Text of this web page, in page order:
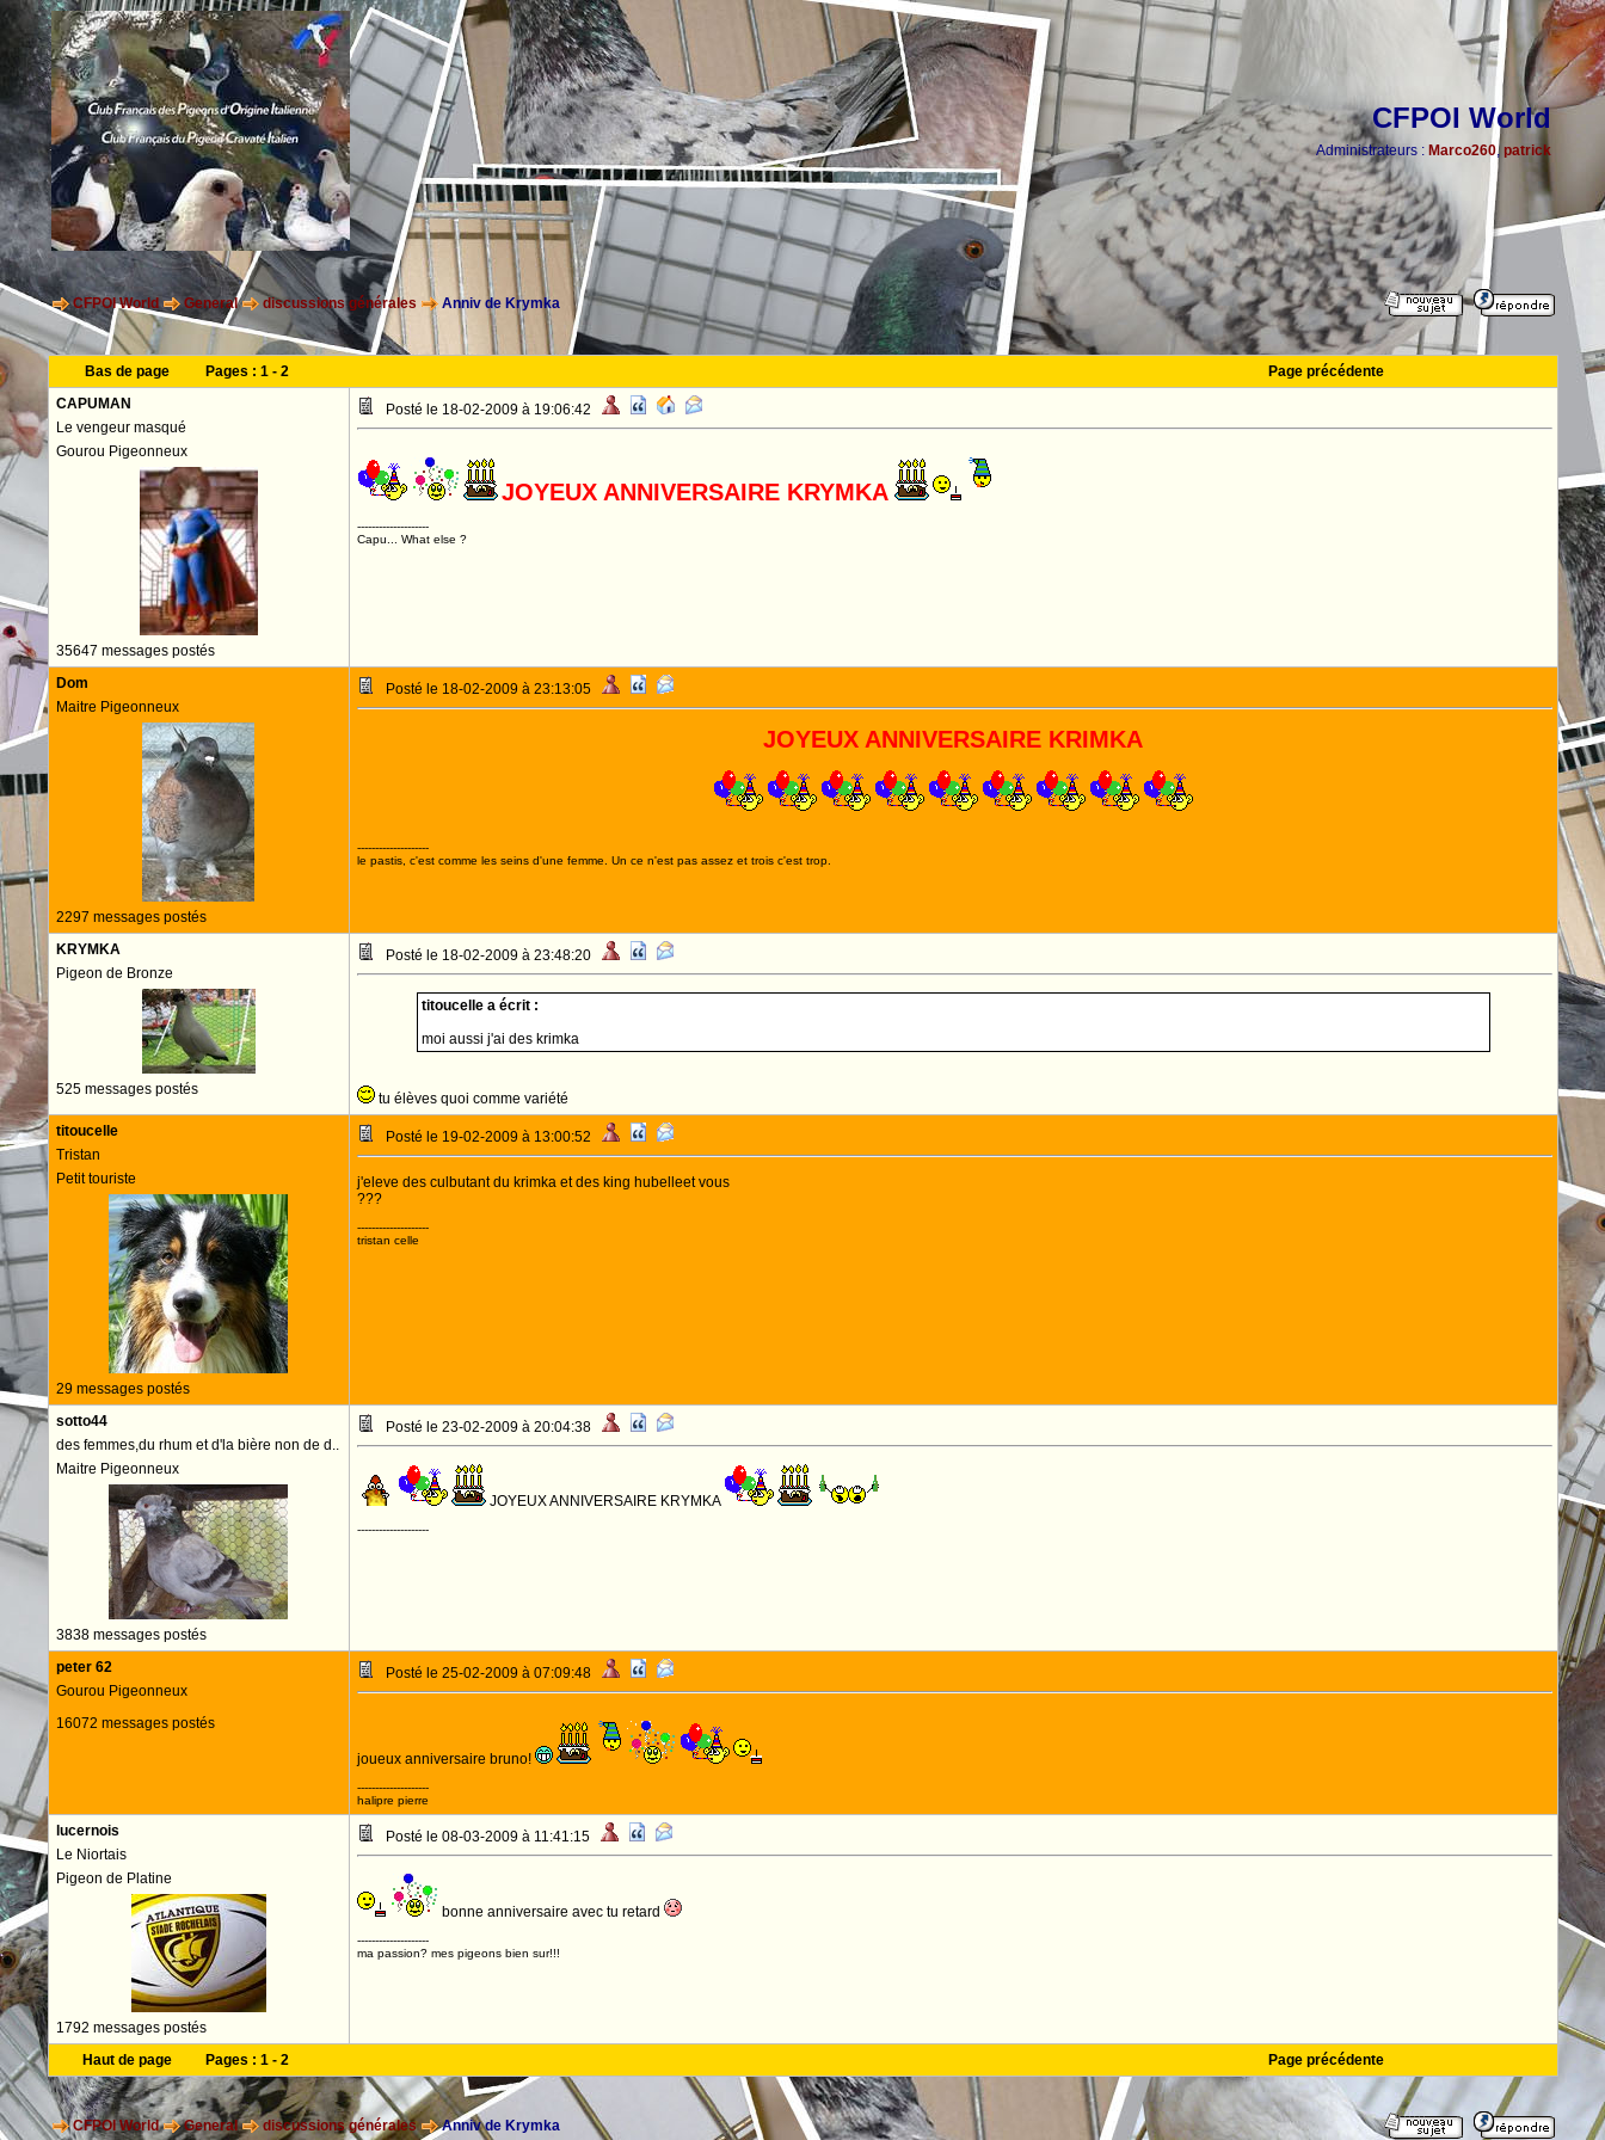
CFPOI World
Administrateurs : Marco260, patrick
CFPOI World General discussions générales Anniv de Krymka
Bas de page Pages : 1- 2
Page précédente
CAPUMAN
Le vengeur masqué
Gourou Pigeonneux
35647 messages postés
Posté le 18-02-2009 à 19:06:42
JOYEUX ANNIVERSAIRE KRYMKA
--------------------
Capu... What else ?
Dom
Maitre Pigeonneux
2297 messages postés
Posté le 18-02-2009 à 23:13:05
JOYEUX ANNIVERSAIRE KRIMKA
--------------------
le pastis, c'est comme les seins d'une femme. Un ce n'est pas assez et trois c'est trop.
KRYMKA
Pigeon de Bronze
525 messages postés
Posté le 18-02-2009 à 23:48:20
titoucelle a écrit :
moi aussi j'ai des krimka
tu élèves quoi comme variété
titoucelle
Tristan
Petit touriste
29 messages postés
Posté le 19-02-2009 à 13:00:52
j'eleve des culbutant du krimka et des king hubelleet vous
???
--------------------
tristan celle
sotto44
des femmes,du rhum et d'la bière non de d..
Maitre Pigeonneux
3838 messages postés
Posté le 23-02-2009 à 20:04:38
JOYEUX ANNIVERSAIRE KRYMKA
--------------------
peter 62
Gourou Pigeonneux
16072 messages postés
Posté le 25-02-2009 à 07:09:48
joueux anniversaire bruno!
--------------------
halipre pierre
lucernois
Le Niortais
Pigeon de Platine
1792 messages postés
Posté le 08-03-2009 à 11:41:15
bonne anniversaire avec tu retard
--------------------
ma passion? mes pigeons bien sur!!!
Haut de page Pages : 1- 2 Page précédente
CFPOI World General discussions générales Anniv de Krymka